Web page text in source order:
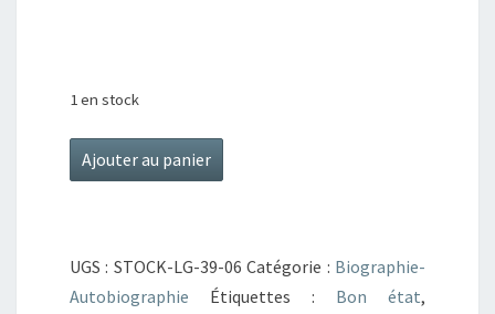
1 en stock
quantité
de
prince
immobile
Ajouter au panier
UGS : STOCK-LG-39-06 Catégorie : Biographie-
Autobiographie
Étiquettes : Bon état,